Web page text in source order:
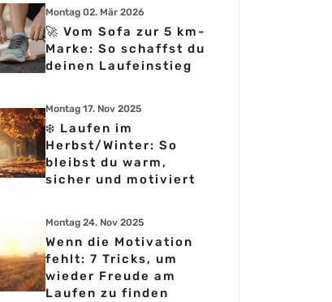
Montag 02. Mär 2026
🚀 Vom Sofa zur 5 km-
Marke: So schaffst du
deinen Laufeinstieg
Montag 17. Nov 2025
❄️ Laufen im
Herbst/Winter: So
bleibst du warm,
sicher und motiviert
Montag 24. Nov 2025
Wenn die Motivation
fehlt: 7 Tricks, um
wieder Freude am
Laufen zu finden